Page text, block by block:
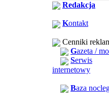
Redakcja
Kontakt
Cenniki
Gazeta /
Serwis
internetowy
Baza